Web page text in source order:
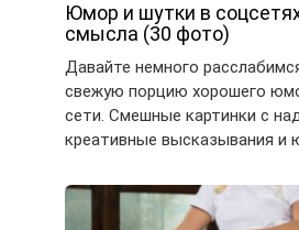
Юмор и шутки в
смысла (30 фото)
Давайте немного
свежую порцию хорошего
сети. Смешные картинки с
креативные высказывания и